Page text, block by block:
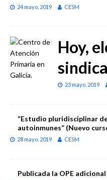
24 mayo, 2019 CESM
Hoy,
23 mayo, 2019
“Estudio pluridisciplinar
autoinmunes” (Nuevo
28 mayo, 2019 CESM
Publicada la OPE